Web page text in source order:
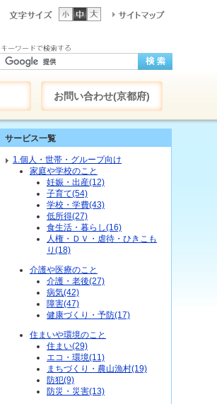
お問い合わせ(京都府)
サービス一覧
1.個人・世帯・グループ向け
家庭や学校のこと
妊娠・出産(12)
子育て(54)
学校・学費(43)
低所得(27)
食生活・暮らし(16)
人権・ＤＶ・虐待・ひきこも
り(18)
介護や医療のこと
介護・老後(27)
病気(42)
障害(47)
健康づくり・予防(17)
住まいや環境のこと
住まい(29)
エコ・環境(11)
まちづくり・農山漁村(19)
防犯(9)
防災・災害(13)